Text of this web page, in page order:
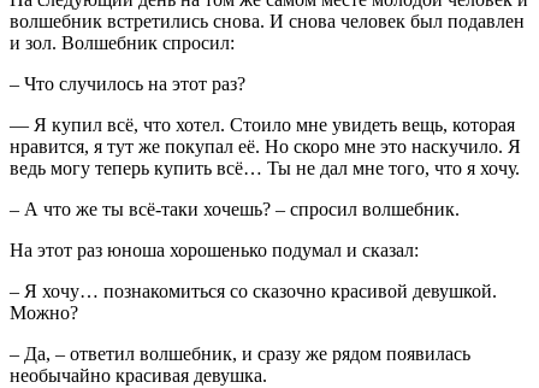
волшебник встретились снова. И снова человек был подавлен
и зол. Волшебник спросил:
– Что случилось на этот раз?
— Я купил всё, что хотел. Стоило мне увидеть вещь, которая
нравится, я тут же покупал её. Но скоро мне это наскучило. Я
ведь могу теперь купить всё… Ты не дал мне того, что я хочу.
– А что же ты всё-таки хочешь? – спросил волшебник.
На этот раз юноша хорошенько подумал и сказал:
– Я хочу… познакомиться со сказочно красивой девушкой.
Можно?
– Да, – ответил волшебник, и сразу же рядом появилась
необычайно красивая девушка.